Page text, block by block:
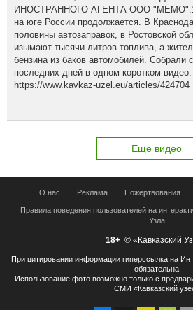
ИНОСТРАННОГО АГЕНТА ООО
на юге России продолжается. В
половины автозаправок, в Ростовской
изымают тысячи литров топлива, а
бензина из баков автомобилей.
последних дней в одном коротком
https://www.kavkaz-uzel.eu/articles/424704
Ещё видео
О нас Реклама Пожертвования
Правила поведения пользователей на
Узла
18+ © «Кавказский
При цитировании информации гиперссылка на
обязательна
Использование фото возможно только с
СМИ «Кавказский